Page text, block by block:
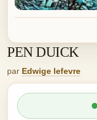
PEN DUICK
par Edwige lefevre